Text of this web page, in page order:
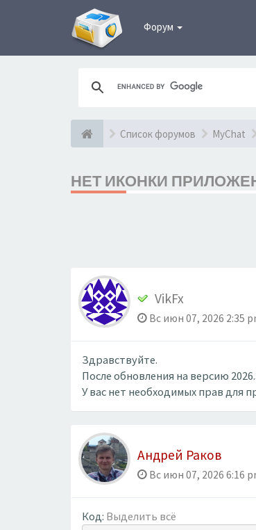
Форум
Список форумов MyChat
НЕТ ИКОНКИ
VikFx
Вс июн 07, 2026 2:35
Здравствуйте.
После обновления на версию
У вас нет необходимых прав для
Андрей Раков
Вс июн 07, 2026 6:16
Код: Выделить всё